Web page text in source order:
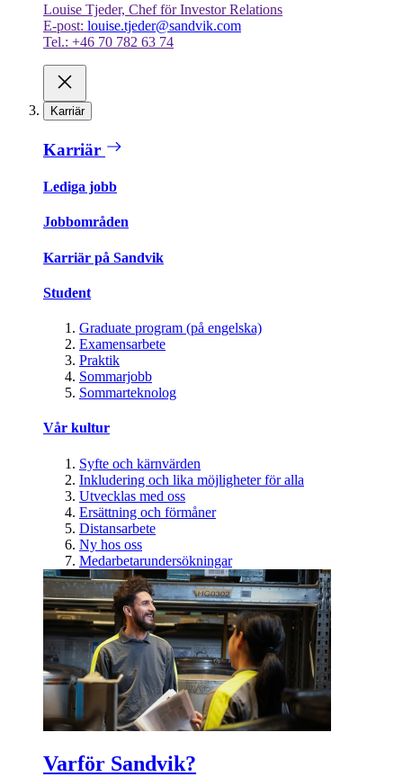
Louise Tjeder, Chef för Investor Relations
E-post: louise.tjeder@sandvik.com
Tel.: +46 70 782 63 74
Karriär
Karriär
Lediga jobb
Jobbområden
Karriär på Sandvik
Student
Graduate program (på engelska)
Examensarbete
Praktik
Sommarjobb
Sommarteknolog
Vår kultur
Syfte och kärnvärden
Inkludering och lika möjligheter för alla
Utvecklas med oss
Ersättning och förmåner
Distansarbete
Ny hos oss
Medarbetarundersökningar
Varför Sandvik?